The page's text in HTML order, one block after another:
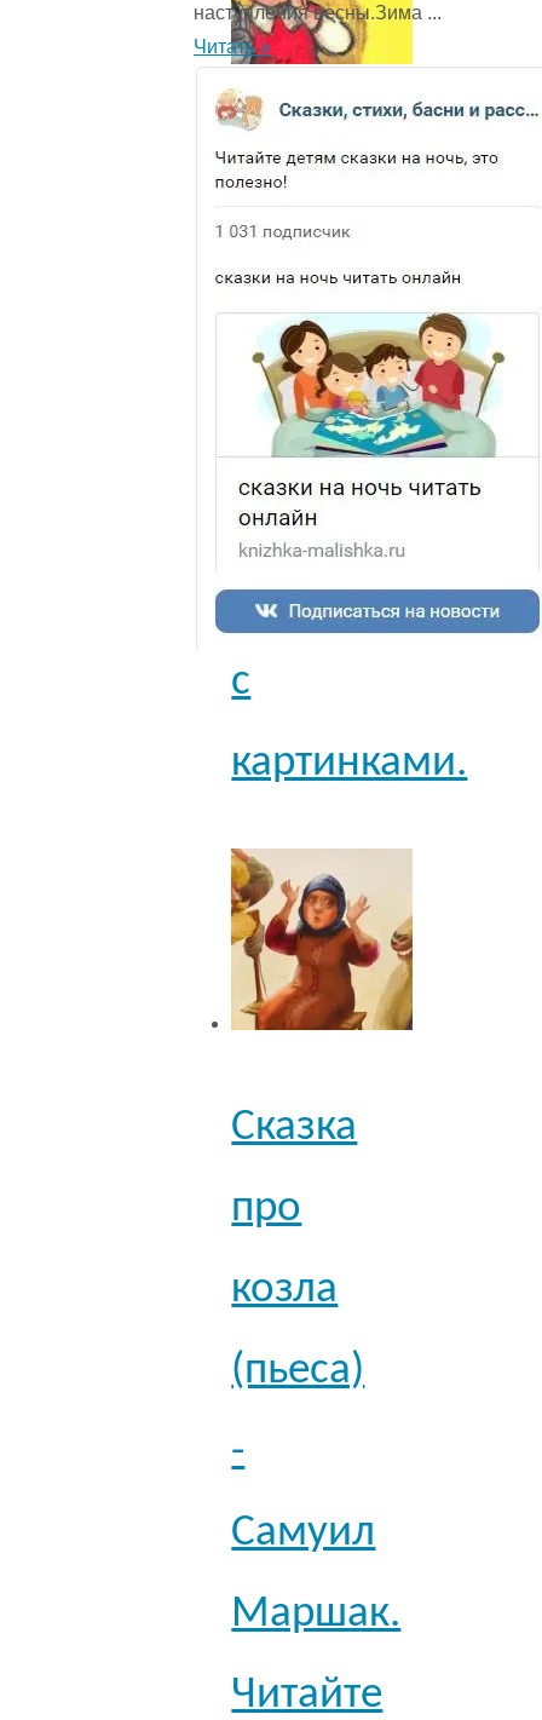
Усатый-
полосатый
Самуил
Маршак.
Читайть
с
картинками.
Сказка
про
козла
(пьеса)
-
Самуил
Маршак.
Читайте
наступления весны.Зима ...
Читать »